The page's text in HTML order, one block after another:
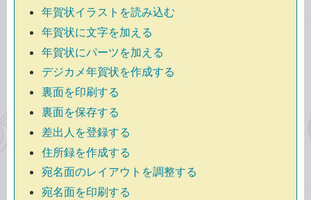
年賀状イラストを読み込む
年賀状に文字を加える
年賀状にパーツを加える
デジカメ年賀状を作成する
裏面を印刷する
裏面を保存する
差出人を登録する
住所録を作成する
宛名面のレイアウトを調整する
宛名面を印刷する